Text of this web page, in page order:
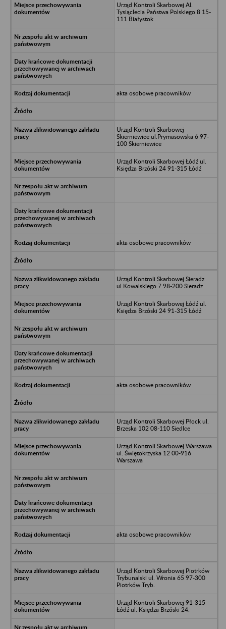
Urząd Kontroli Skarbowej Al.
Tysiąclecia Państwa Polskiego 8 15-
111 Białystok
akta osobowe pracowników
Urząd Kontroli Skarbowej
Skierniewice ul.Prymasowska 6 97-
100 Skierniewice
Urząd Kontroli Skarbowej Łódź ul.
Księdza Brzóski 24 91-315 Łódź
akta osobowe pracowników
Urząd Kontroli Skarbowej Sieradz
ul.Kowalskiego 7 98-200 Sieradz
Urząd Kontroli Skarbowej Łódź ul.
Księdza Brzóski 24 91-315 Łódź
akta osobowe pracowników
Urząd Kontroli Skarbowej Płock ul.
Brzeska 102 08-110 Siedlce
Urząd Kontroli Skarbowej Warszawa
ul. Świętokrzyska 12 00-916
Warszawa
akta osobowe pracowników
Urząd Kontroli Skarbowej Piotrków
Trybunalski ul. Wronia 65 97-300
Piotrków Tryb.
Urząd Kontroli Skarbowej 91-315
Łódź ul. Księdza Brzóski 24.